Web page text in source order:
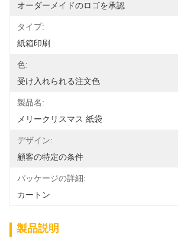
オーダーメイドのロゴを承認
タイプ:
紙箱印刷
色:
受け入れられる注文色
製品名:
メリークリスマス 紙袋
デザイン:
顧客の特定の条件
パッケージの詳細:
カートン
製品説明